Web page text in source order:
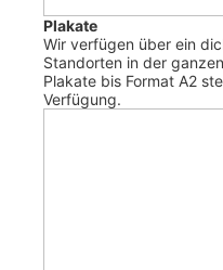
Plakate
Wir verfügen über ein
Standorten in der
Plakate bis Format A2
Verfügung.